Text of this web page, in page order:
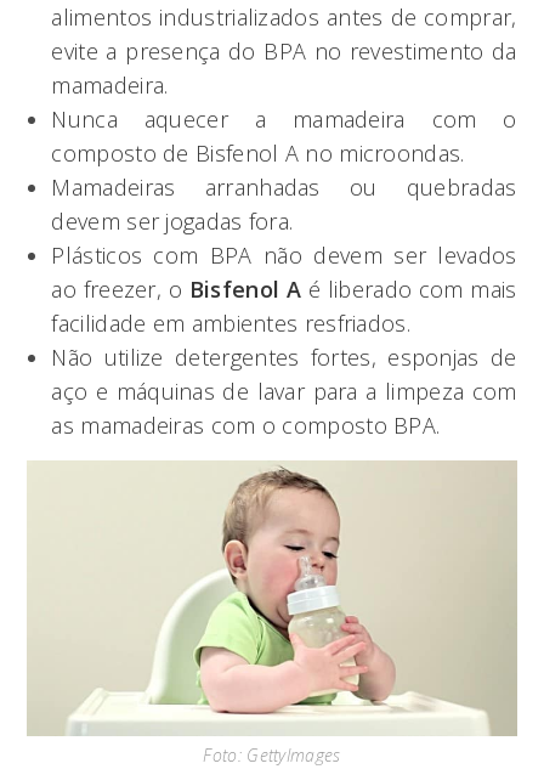
alimentos industrializados antes de comprar,
evite a presença do BPA no revestimento da
mamadeira.
Nunca aquecer a mamadeira com o
composto de Bisfenol A no microondas.
Mamadeiras arranhadas ou quebradas
devem ser jogadas fora.
Plásticos com BPA não devem ser levados
ao freezer, o Bisfenol A é liberado com mais
facilidade em ambientes resfriados.
Não utilize detergentes fortes, esponjas de
aço e máquinas de lavar para a limpeza com
as mamadeiras com o composto BPA.
Foto: GettyImages